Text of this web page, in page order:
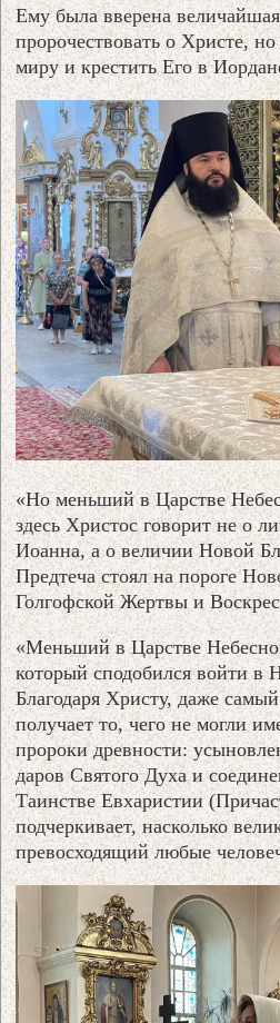
Ему была вверена
пророчествовать о Христе,
миру и крестить Его в
«Но меньший в Царстве
здесь Христос говорит не о
Иоанна, а о величии Новой
Предтеча стоял на пороге
Голгофской Жертвы и
«Меньший в Царстве
который сподобился войти в
Благодаря Христу, даже
получает то, чего не могли
пророки древности:
даров Святого Духа и
Таинстве Евхаристии
подчеркивает, насколько
превосходящий любые